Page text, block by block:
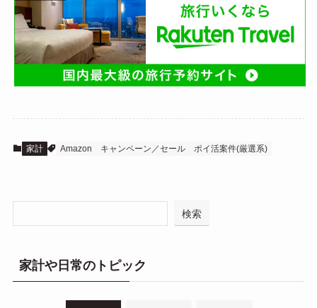
家計 Amazon キャンペーン／セール ポイ活案件(厳選系)
検索
家計や日常のトピック